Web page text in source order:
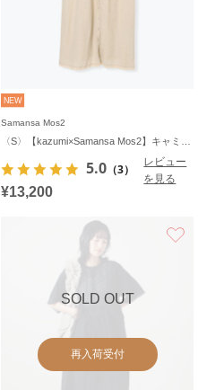
NEW
Samansa Mos2
5.0 （3）
レビュー
を見る
¥13,200
SOLD OUT
再入荷受付